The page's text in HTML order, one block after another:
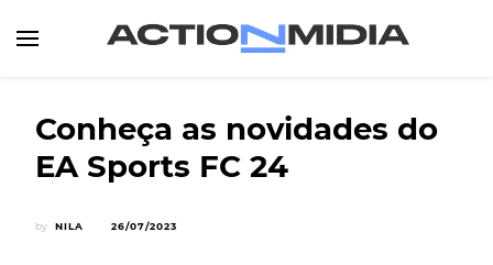
Conheça as novidades do
EA Sports FC 24
by NILA 26/07/2023